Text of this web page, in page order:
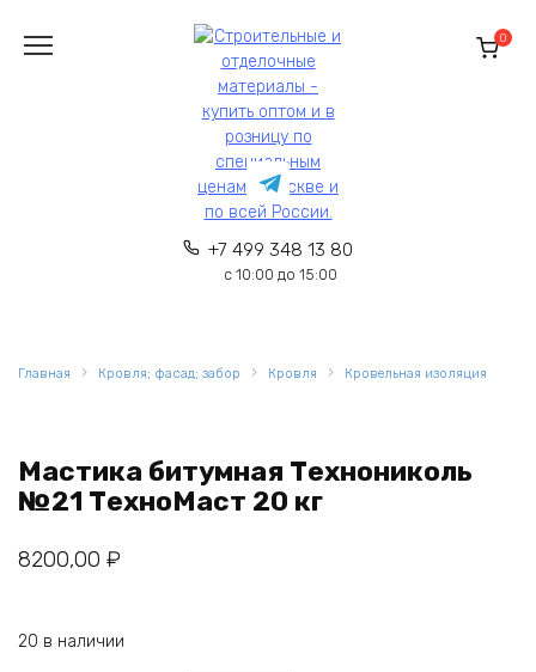
содержанию
+7 499 348 13 80
с 10:00 до 15:00
0
Главная Кровля; фасад; забор Кровля Кровельная изоляция
Мастика битумная Технониколь
№21 ТехноМаст 20 кг
8200,00 ₽
20 в наличии